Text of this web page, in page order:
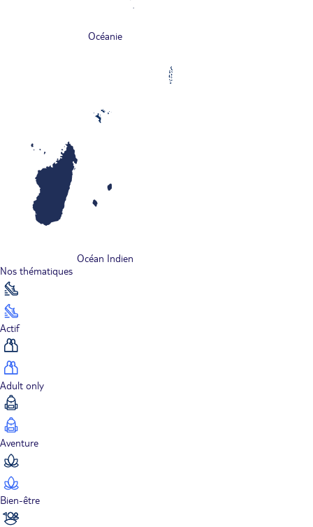
Océanie
Océan Indien
Nos thématiques
Actif
Adult only
Aventure
Bien-être